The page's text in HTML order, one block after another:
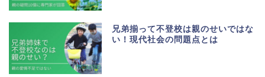
兄弟揃って不登校は親のせいではな
い！現代社会の問題点とは